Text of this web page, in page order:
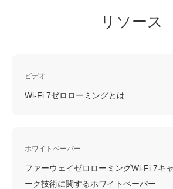
リ ソー ス
ビデオ
Wi-Fi 7ゼロローミングとは
ホワイトペーパー
ファーウェイゼロローミングWi-Fi 7キ
ーク技術に関するホワイトペーパー